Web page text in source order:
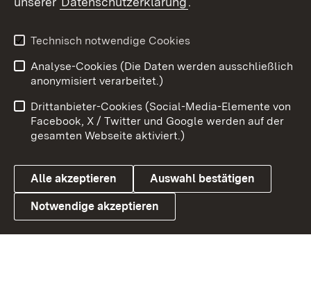
X / Twitter
Youtube
Link zum Landesportal
Benutzungshinweise
Barrierefreiheit
Datenschutz
Cookies
Technisch notwendige Cookies
Analyse-Cookies (Die Daten werden ausschließlich
anonymisiert verarbeitet.)
Drittanbieter-Cookies (Social-Media-Elemente von
Facebook, X / Twitter und Google werden auf der
gesamten Webseite aktiviert.)
Alle akzeptieren Auswahl bestätigen
Notwendige akzeptieren